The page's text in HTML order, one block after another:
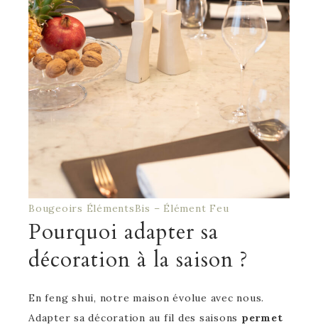
Bougeoirs ÉlémentsBis – Élément Feu
Pourquoi adapter sa
décoration à la saison ?
En feng shui, notre maison évolue avec nous.
Adapter sa décoration au fil des saisons permet